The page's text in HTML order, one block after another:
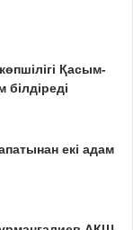
Қасым-
екі адам